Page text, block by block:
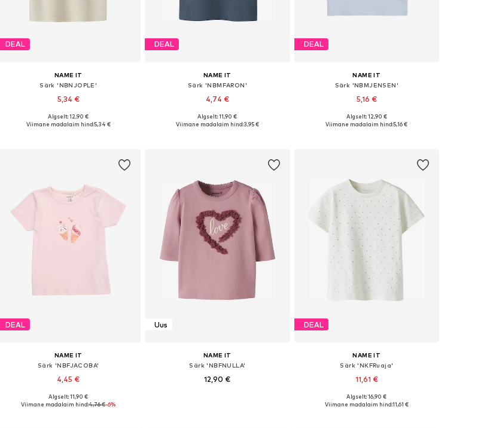
DEAL
NAME IT
Särk 'NBNJOPLE'
5,34 €
Saadaolevad suurused: 56, 62, 68, 74
Algselt: 12,90 €
Viimane madalaim hind:5,34 €
DEAL
NAME IT
Särk 'NBMFARON'
4,74 €
Saadaolevad suurused: 56, 62, 68
Algselt: 11,90 €
Viimane madalaim hind:3,95 €
DEAL
NAME IT
Särk 'NBMJENSEN'
5,16 €
Saadaolevad suurused: 62, 68, 74, 80
Algselt: 12,90 €
Viimane madalaim hind:5,16 €
DEAL
NAME IT
Särk 'NBFJACOBA'
4,45 €
Saadaolevad suurused: 56, 62, 68, 74
Algselt: 11,90 €
Viimane madalaim hind:4,76 €-6%
Uus
NAME IT
Särk 'NBFNULLA'
12,90 €
DEAL
NAME IT
Särk 'NKFRuaja'
11,61 €
Saadaval erinevates suurustes
Algselt: 16,90 €
Viimane madalaim hind:11,61 €